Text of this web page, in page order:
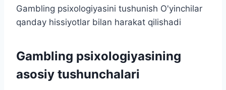
Gambling psixologiyasini tushunish O'yinchilar
qanday hissiyotlar bilan harakat qilishadi
Gambling psixologiyasining
asosiy tushunchalari